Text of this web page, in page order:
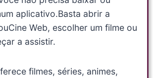
aplicativo.Basta abrir a
Web, escolher um filme ou
a assistir.
filmes, séries, animes,